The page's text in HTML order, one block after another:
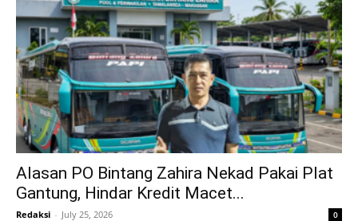
Alasan PO Bintang Zahira Nekad Pakai Plat
Gantung, Hindar Kredit Macet...
Redaksi - July 25, 2026 0